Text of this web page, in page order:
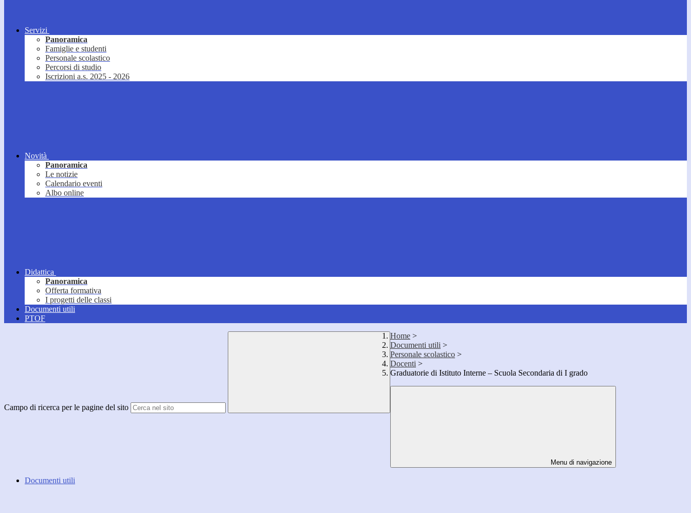
Servizi
Panoramica
Famiglie e studenti
Personale scolastico
Percorsi di studio
Iscrizioni a.s. 2025 - 2026
Novità
Panoramica
Le notizie
Calendario eventi
Albo online
Didattica
Panoramica
Offerta formativa
I progetti delle classi
Documenti utili
PTOF
Campo di ricerca per le pagine del sito
Home >
Documenti utili >
Personale scolastico >
Docenti >
Graduatorie di Istituto Interne – Scuola Secondaria di I grado
Menu di navigazione
Documenti utili